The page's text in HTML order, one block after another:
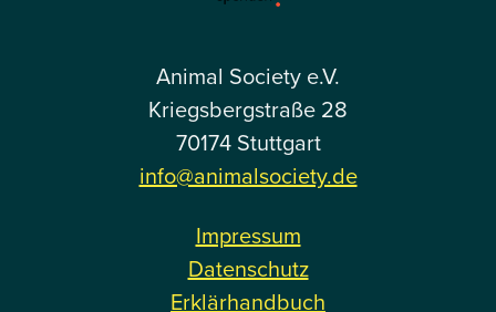
Animal Society e.V.
Kriegsbergstraße 28
70174 Stuttgart
info@animalsociety.de
Impressum
Datenschutz
Erklärhandbuch